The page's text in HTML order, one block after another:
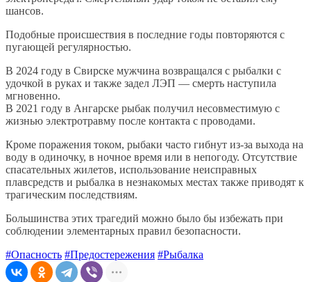
шансов.
Подобные происшествия в последние годы повторяются с
пугающей регулярностью.
В 2024 году в Свирске мужчина возвращался с рыбалки с
удочкой в руках и также задел ЛЭП — смерть наступила
мгновенно.
В 2021 году в Ангарске рыбак получил несовместимую с
жизнью электротравму после контакта с проводами.
Кроме поражения током, рыбаки часто гибнут из-за выхода на
воду в одиночку, в ночное время или в непогоду. Отсутствие
спасательных жилетов, использование неисправных
плавсредств и рыбалка в незнакомых местах также приводят к
трагическим последствиям.
Большинства этих трагедий можно было бы избежать при
соблюдении элементарных правил безопасности.
#Опасность #Предостережения #Рыбалка